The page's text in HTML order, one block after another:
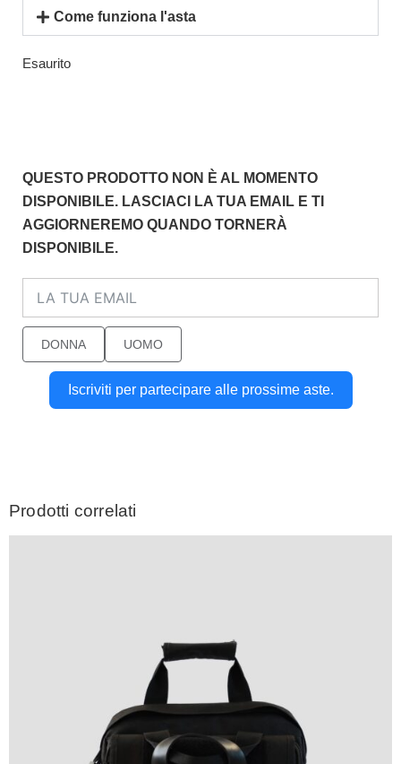
Come funziona l'asta
Esaurito
QUESTO PRODOTTO NON È AL MOMENTO
DISPONIBILE. LASCIACI LA TUA EMAIL E TI
AGGIORNEREMO QUANDO TORNERÀ
DISPONIBILE.
DONNA UOMO
Iscriviti per partecipare alle prossime aste.
Prodotti correlati